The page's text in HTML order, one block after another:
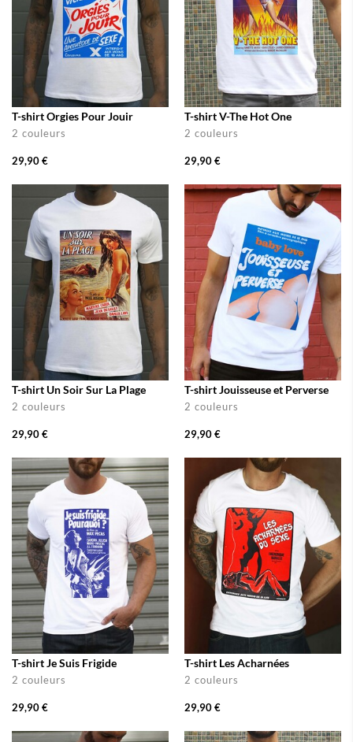
T-shirt Orgies Pour Jouir
2 couleurs
29,90 €
T-shirt V-The Hot One
2 couleurs
29,90 €
T-shirt Un Soir Sur La Plage
2 couleurs
29,90 €
T-shirt Jouisseuse et Perverse
2 couleurs
29,90 €
T-shirt Je Suis Frigide
2 couleurs
29,90 €
T-shirt Les Acharnées
2 couleurs
29,90 €